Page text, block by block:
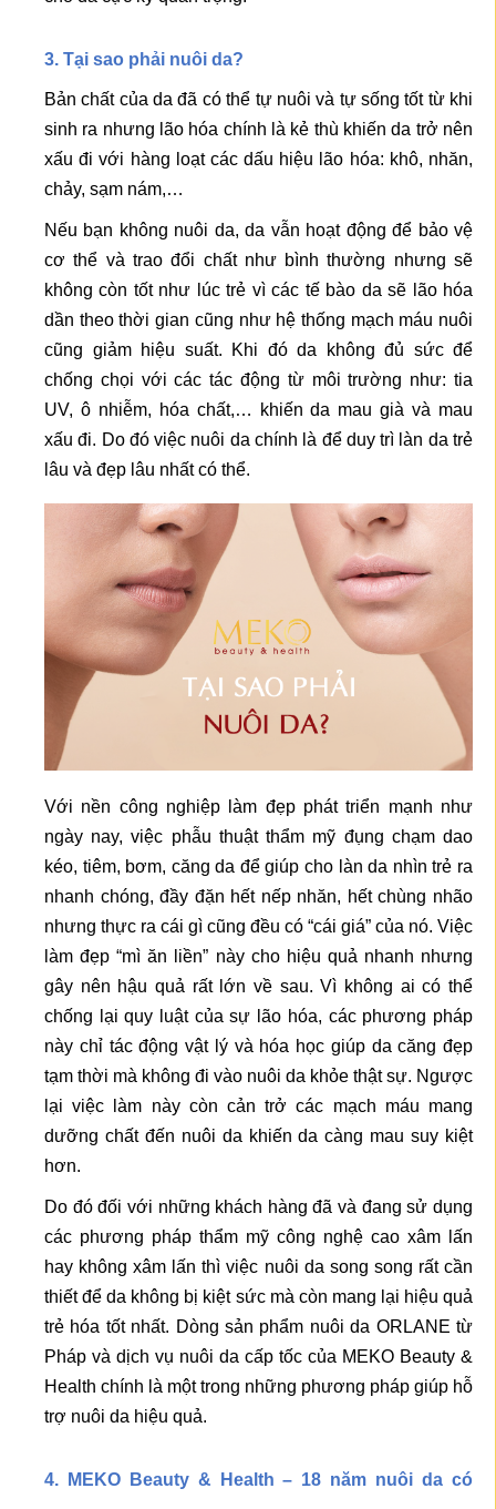
3. Tại sao phải nuôi da?
Bản chất của da đã có thể tự nuôi và tự sống tốt từ khi
sinh ra nhưng lão hóa chính là kẻ thù khiến da trở nên
xấu đi với hàng loạt các dấu hiệu lão hóa: khô, nhăn,
chảy, sạm nám,…
Nếu bạn không nuôi da, da vẫn hoạt động để bảo vệ
cơ thể và trao đổi chất như bình thường nhưng sẽ
không còn tốt như lúc trẻ vì các tế bào da sẽ lão hóa
dần theo thời gian cũng như hệ thống mạch máu nuôi
cũng giảm hiệu suất. Khi đó da không đủ sức để
chống chọi với các tác động từ môi trường như: tia
UV, ô nhiễm, hóa chất,… khiến da mau già và mau
xấu đi. Do đó việc nuôi da chính là để duy trì làn da trẻ
lâu và đẹp lâu nhất có thể.
Với nền công nghiệp làm đẹp phát triển mạnh như
ngày nay, việc phẫu thuật thẩm mỹ đụng chạm dao
kéo, tiêm, bơm, căng da để giúp cho làn da nhìn trẻ ra
nhanh chóng, đầy đặn hết nếp nhăn, hết chùng nhão
nhưng thực ra cái gì cũng đều có “cái giá” của nó. Việc
làm đẹp “mì ăn liền” này cho hiệu quả nhanh nhưng
gây nên hậu quả rất lớn về sau. Vì không ai có thể
chống lại quy luật của sự lão hóa, các phương pháp
này chỉ tác động vật lý và hóa học giúp da căng đẹp
tạm thời mà không đi vào nuôi da khỏe thật sự. Ngược
lại việc làm này còn cản trở các mạch máu mang
dưỡng chất đến nuôi da khiến da càng mau suy kiệt
hơn.
Do đó đối với những khách hàng đã và đang sử dụng
các phương pháp thẩm mỹ công nghệ cao xâm lấn
hay không xâm lấn thì việc nuôi da song song rất cần
thiết để da không bị kiệt sức mà còn mang lại hiệu quả
trẻ hóa tốt nhất. Dòng sản phẩm nuôi da ORLANE từ
Pháp và dịch vụ nuôi da cấp tốc của MEKO Beauty &
Health chính là một trong những phương pháp giúp hỗ
trợ nuôi da hiệu quả.
4. MEKO Beauty & Health – 18 năm nuôi da có